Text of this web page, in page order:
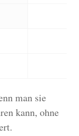
man sie
kann, ohne